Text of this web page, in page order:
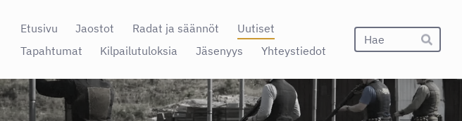
Etusivu Jaostot Radat ja säännöt
Uutiset
Tapahtumat
Kilpailutuloksia Jäsenyys Yhteystiedot Hae